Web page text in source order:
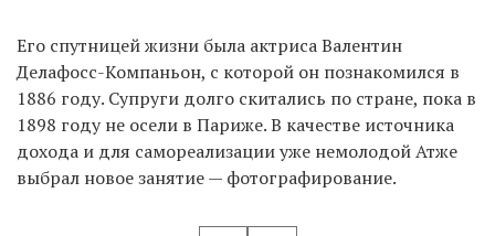
Его спутницей жизни была актриса Валентин
Делафосс-Компаньон, с которой он познакомился в
1886 году. Супруги долго скитались по стране, пока в
1898 году не осели в Париже. В качестве источника
дохода и для самореализации уже немолодой Атже
выбрал новое занятие — фотографирование.